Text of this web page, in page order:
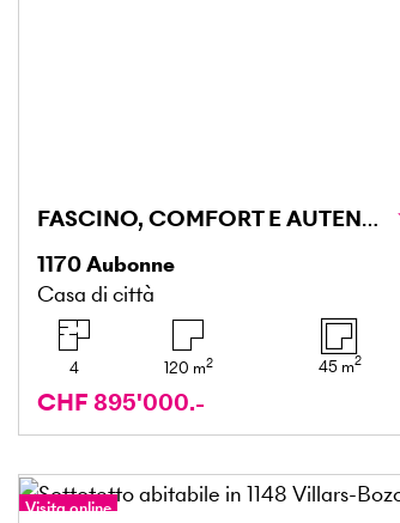
FASCINO, COMFORT E AUTENTICITÀ
1170Aubonne
Casa di città
4 120 m2 45 m2
CHF 895'000.-
Visita online